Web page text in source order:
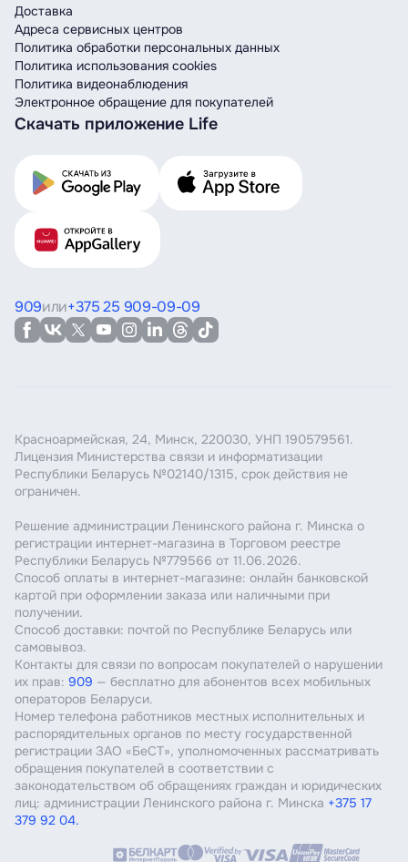
Доставка
Адреса сервисных центров
Политика обработки персональных данных
Политика использования cookies
Политика видеонаблюдения
Электронное обращение для покупателей
Скачать приложение Life
909или+375 25 909-09-09
Красноармейская, 24, Минск, 220030, УНП 190579561.
Лицензия Министерства связи и информатизации
Республики Беларусь №02140/1315, срок действия не
ограничен.
Решение администрации Ленинского района г. Минска о
регистрации интернет-магазина в Торговом реестре
Республики Беларусь №779566 от 11.06.2026.
Способ оплаты в интернет-магазине: онлайн банковской
картой при оформлении заказа или наличными при
получении.
Способ доставки: почтой по Республике Беларусь или
самовывоз.
Контакты для связи по вопросам покупателей о нарушении
их прав: 909 — бесплатно для абонентов всех мобильных
операторов Беларуси.
Номер телефона работников местных исполнительных и
распорядительных органов по месту государственной
регистрации ЗАО «БеСТ», уполномоченных рассматривать
обращения покупателей в соответствии с
законодательством об обращениях граждан и юридических
лиц: администрации Ленинского района г. Минска +375 17
379 92 04.